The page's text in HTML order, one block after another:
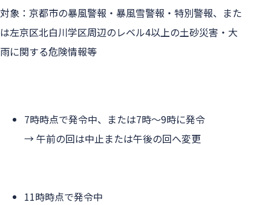
対象：京都市の暴風警報・暴風雪警報・特別警報、また
は左京区北白川学区周辺のレベル4以上の土砂災害・大
7時時点で発令中、または7時〜9時に発令
→ 午前の回は中止または午後の回へ変更
11時時点で発令中